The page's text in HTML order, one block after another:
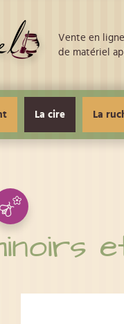
Vente en ligne
de matériel
La cire La